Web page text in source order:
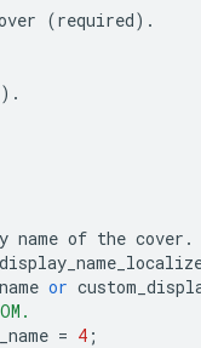
(required) .
) .
name of the cover .
or
= 4 ;